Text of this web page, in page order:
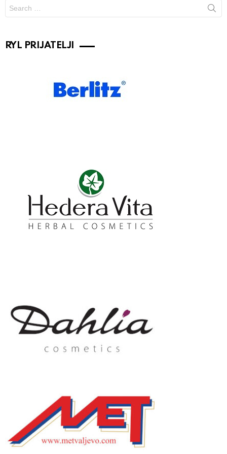
for:
RYL PRIJATELJI